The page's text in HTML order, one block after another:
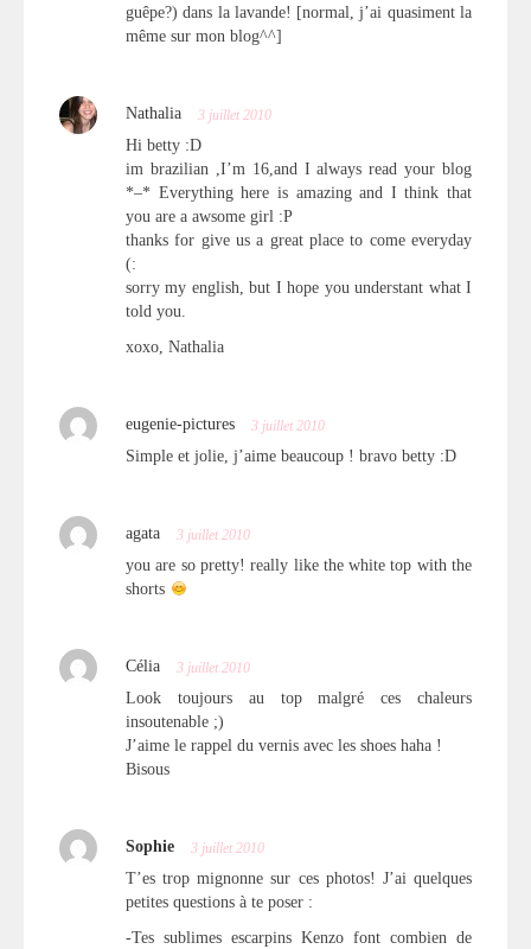
guêpe?) dans la lavande! [normal, j’ai quasiment la
même sur mon blog^^]
Nathalia 3 juillet 2010
Hi betty :D
im brazilian ,I’m 16,and I always read your blog
*–* Everything here is amazing and I think that
you are a awsome girl :P
thanks for give us a great place to come everyday
(:
sorry my english, but I hope you understant what I
told you.
xoxo, Nathalia
eugenie-pictures 3 juillet 2010
Simple et jolie, j’aime beaucoup ! bravo betty :D
agata 3 juillet 2010
you are so pretty! really like the white top with the
shorts
Célia 3 juillet 2010
Look toujours au top malgré ces chaleurs
insoutenable ;)
J’aime le rappel du vernis avec les shoes haha !
Bisous
Sophie 3 juillet 2010
T’es trop mignonne sur ces photos! J’ai quelques
petites questions à te poser :
-Tes sublimes escarpins Kenzo font combien de